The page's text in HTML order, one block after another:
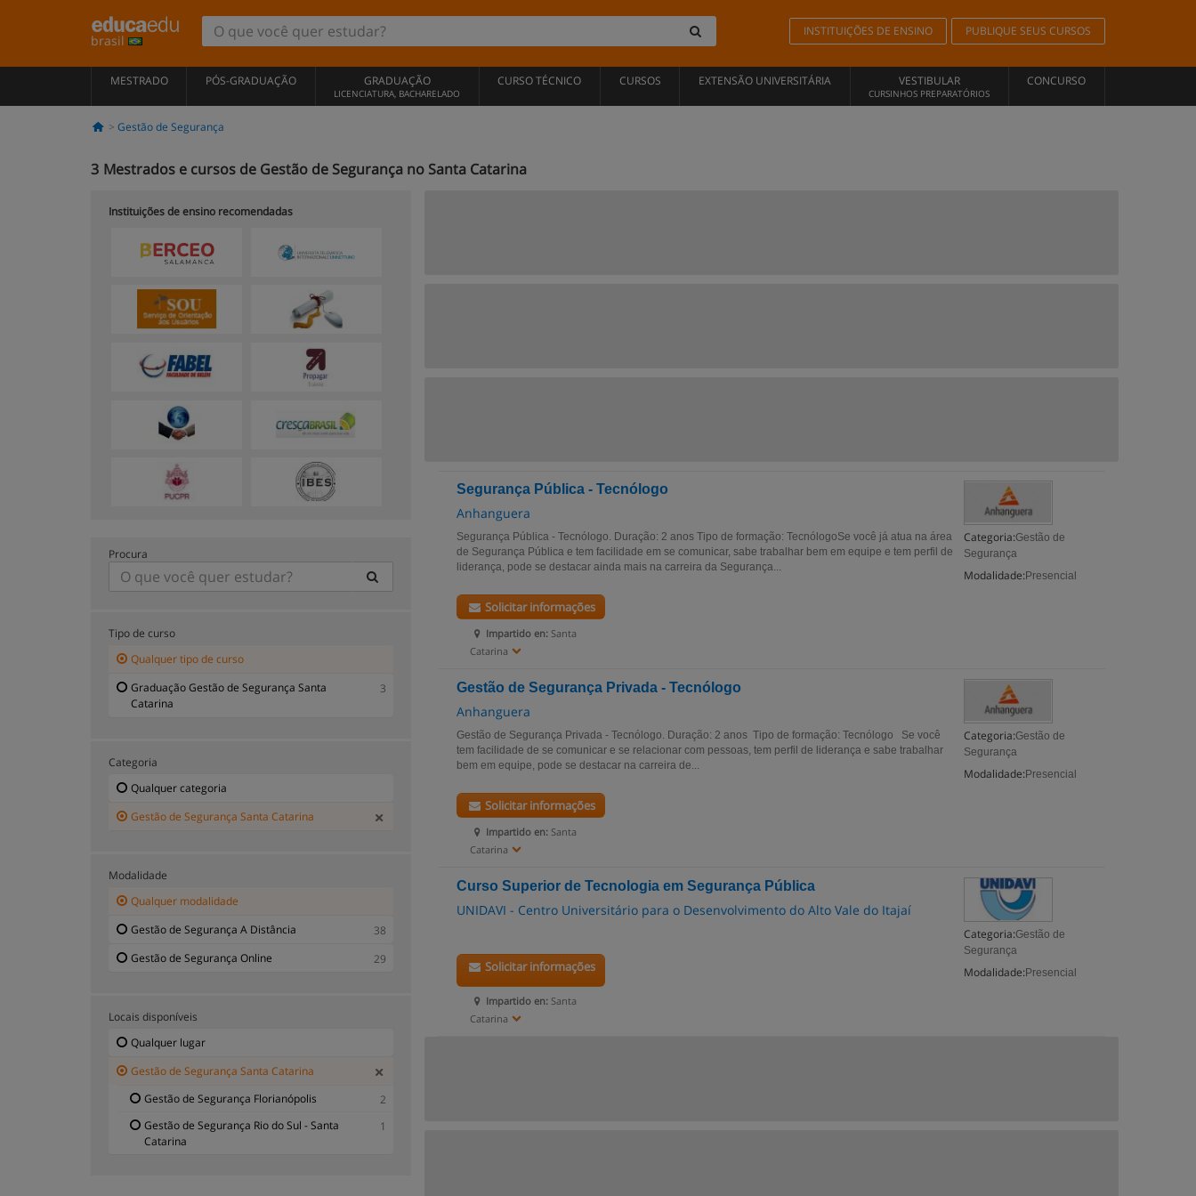
brasil
INSTITUIÇÕES DE ENSINO PUBLIQUE SEUS CURSOS
MESTRADO PÓS-GRADUAÇÃO GRADUAÇÃO
LICENCIATURA, BACHARELADO
CURSO TÉCNICO CURSOS EXTENSÃO UNIVERSITÁRIA VESTIBULAR
CURSINHOS PREPARATÓRIOS
CONCURSO
Gestão de Segurança
3 Mestrados e cursos de Gestão de Segurança no Santa Catarina
Segurança Pública - Tecnólogo
Anhanguera
Categoria:Gestão de
Segurança
Modalidade: Presencial
Segurança Pública - Tecnólogo. Duração: 2 anos Tipo de formação: TecnólogoSe você já atua na área
de Segurança Pública e tem facilidade em se comunicar, sabe trabalhar bem em equipe e tem perfil de
liderança, pode se destacar ainda mais na carreira da Segurança...
Impartido en: Santa
Catarina
Solicitar informações
Gestão de Segurança Privada - Tecnólogo
Anhanguera
Categoria:Gestão de
Segurança
Modalidade: Presencial
Gestão de Segurança Privada - Tecnólogo. Duração: 2 anos Tipo de formação: Tecnólogo Se você
tem facilidade de se comunicar e se relacionar com pessoas, tem perfil de liderança e sabe trabalhar
bem em equipe, pode se destacar na carreira de...
Impartido en: Santa
Catarina
Solicitar informações
Curso Superior de Tecnologia em Segurança Pública
UNIDAVI - Centro Universitário para o Desenvolvimento do Alto Vale do Itajaí
Categoria:Gestão de
Segurança
Modalidade: Presencial
Impartido en: Santa
Catarina
Solicitar informações
Instituições de ensino recomendadas
Procura
Tipo de curso
Qualquer tipo de curso
Graduação Gestão de Segurança Santa
Catarina
3
Categoria
Qualquer categoria
Gestão de Segurança Santa Catarina
Modalidade
Qualquer modalidade
Gestão de Segurança A Distância
38
Gestão de Segurança Online
29
Locais disponíveis
Qualquer lugar
Gestão de Segurança Santa Catarina
Gestão de Segurança Florianópolis
2
Gestão de Segurança Rio do Sul - Santa
Catarina
1